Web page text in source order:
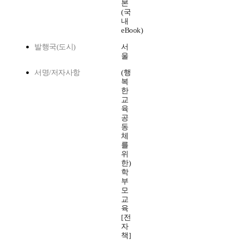
본
(국
내
eBook)
발행국(도시)
서
울
서명/저자사항
(행
복
한
교
육
공
동
체
를
위
한)
학
부
모
교
육
[전
자
책]